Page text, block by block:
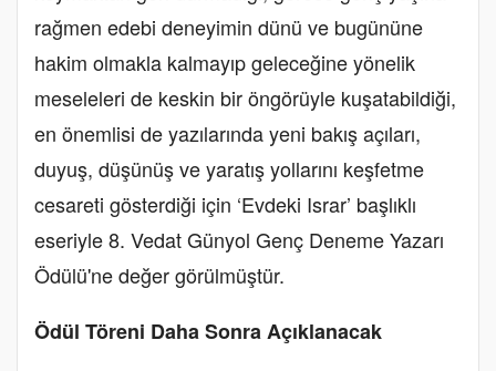
rağmen edebi deneyimin dünü ve bugününe
hakim olmakla kalmayıp geleceğine yönelik
meseleleri de keskin bir öngörüyle kuşatabildiği,
en önemlisi de yazılarında yeni bakış açıları,
duyuş, düşünüş ve yaratış yollarını keşfetme
cesareti gösterdiği için ‘Evdeki Israr’ başlıklı
eseriyle 8. Vedat Günyol Genç Deneme Yazarı
Ödülü'ne değer görülmüştür.
Ödül Töreni Daha Sonra Açıklanacak